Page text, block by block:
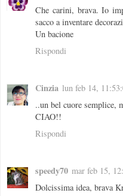
Che carini, brava. Io
sacco a inventare
Un bacione
Rispondi
Cinzia lun feb 14,
..un bel cuore semplice,
CIAO!!
Rispondi
speedy70 mar feb 15,
Dolcissima idea, brava